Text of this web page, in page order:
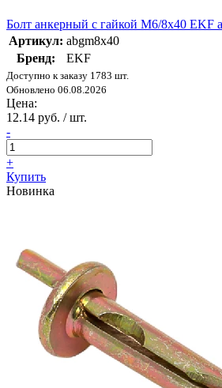
Болт анкерный с гайкой М6/8х40 EKF
Артикул: abgm8x40
Бренд:
EKF
Доступно к заказу 1783 шт.
Обновлено 06.08.2026
Цена:
12.14 руб. / шт.
-
+
Купить
Новинка